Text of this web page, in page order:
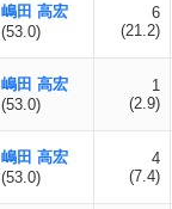
嶋田 高宏
(53.0)
6
(21.2)
嶋田 高宏
(53.0)
1
(2.9)
嶋田 高宏
(53.0)
4
(7.4)